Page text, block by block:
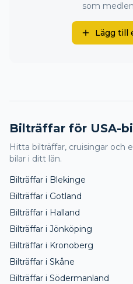
som
Lägg till
Bilträffar för USA-
Hitta bilträffar, cruisingar och
bilar i ditt län.
Bilträffar i Blekinge
Bilträffar i Gotland
Bilträffar i Halland
Bilträffar i Jönköping
Bilträffar i Kronoberg
Bilträffar i Skåne
Bilträffar i Södermanland